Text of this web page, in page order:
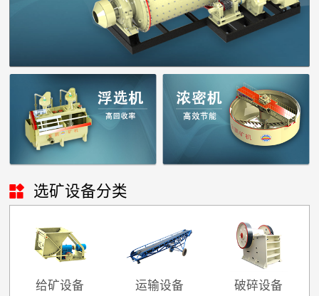
 选矿设备分类
给矿设备 运输设备 破碎设备
 服务体系
 新闻中心
 矿山设计院
选矿实验室
企业文化
专家团队
联系我们